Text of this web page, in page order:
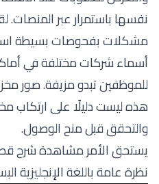
نفسها باستمرار عبر
مشكلات بفحوصات بسيطة
أسماء شركات مختلفة في
للموظفين تبدو مزيفة. صور
هذه ليست دليلًا على ارتكاب
والتحقق قبل منح الوصول.
يستحق الأمر مشاهدة شرح
نظرة عامة باللغة الإنجليزية